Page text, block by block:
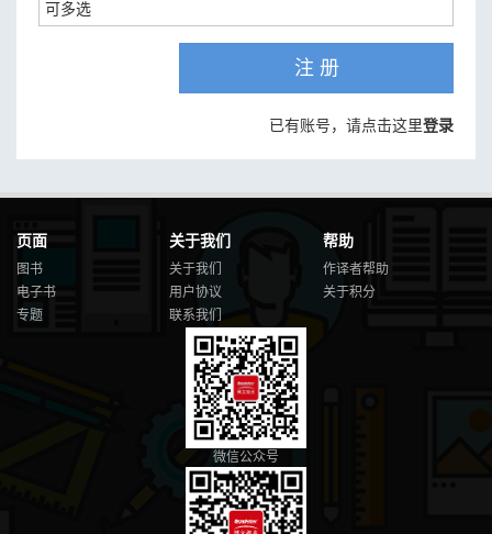
注 册
已有账号，请点击这里登录
页面
图书
电子书
专题
关于我们
关于我们
用户协议
联系我们
帮助
作译者帮助
关于积分
微信公众号